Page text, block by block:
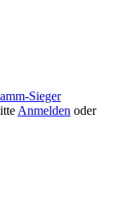
Sieger
Anmelden oder